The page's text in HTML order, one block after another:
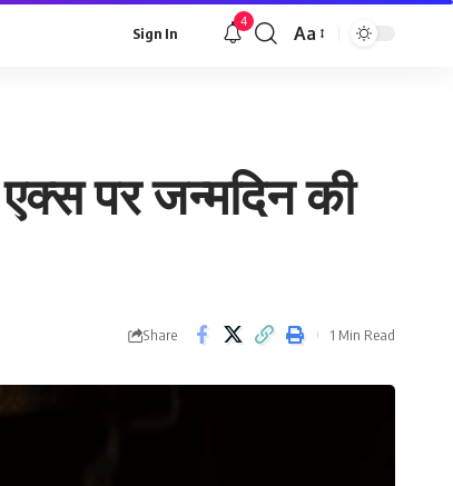
Sign In
4
Font
Aa
पर जन्मदिन की
Share 1 Min Read